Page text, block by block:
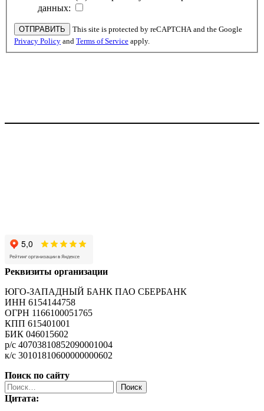
данных:
This site is protected by reCAPTCHA and the Google
Privacy Policy and Terms of Service apply.
Реквизиты организации
ЮГО-ЗАПАДНЫЙ БАНК ПАО СБЕРБАНК
ИНН 6154144758
ОГРН 1166100051765
КПП 615401001
БИК 046015602
р/с 40703810852090001004
к/с 30101810600000000602
Поиск по сайту
Найти:
Цитата: